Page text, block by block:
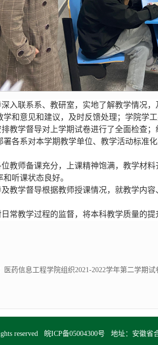
入联系系、教研室，实地了解教学情况
和意见和建议，及时反馈处理；学院学
教学督导对上学期试卷进行了全面检查
署各系对本学期教学单位、教学活动标准
教师备课充分，上课精神饱满，教学材
听课状态良好。
教学督导根据教师授课情况， 就教学内容
常教学过程的监督，将本科教学质量的提
医药信息工程学院组织2021-2022学年第二学期
reserved 皖ICP备05004300号 地址：安徽省